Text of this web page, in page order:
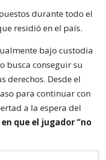
durante todo el
residió en el país.
bajo custodia
busca conseguir su
derechos. Desde el
para continuar con
a la espera del
que el jugador “no